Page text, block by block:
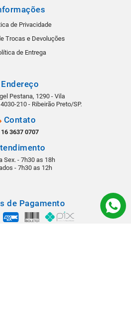
de Privacidade
Trocas e Devoluções
de Entrega
Endereço
Pestana, 1290 - Vila
210 - Ribeirão Preto/SP.
Contato
16 3637 0707
Sex. - 7h30 as 18h
- 7h30 as 12h
de Pagamento